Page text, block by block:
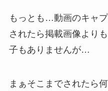
もっとも…動画のキャ
されたら掲載画像より
子もありませんが…
まぁそこまでされたら